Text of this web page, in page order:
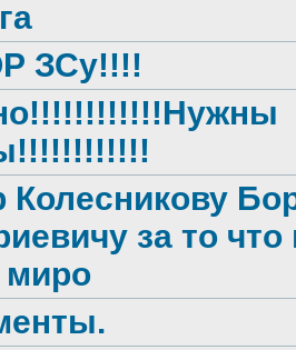
ЗСу!!!!
Колесникову
за то что
миро